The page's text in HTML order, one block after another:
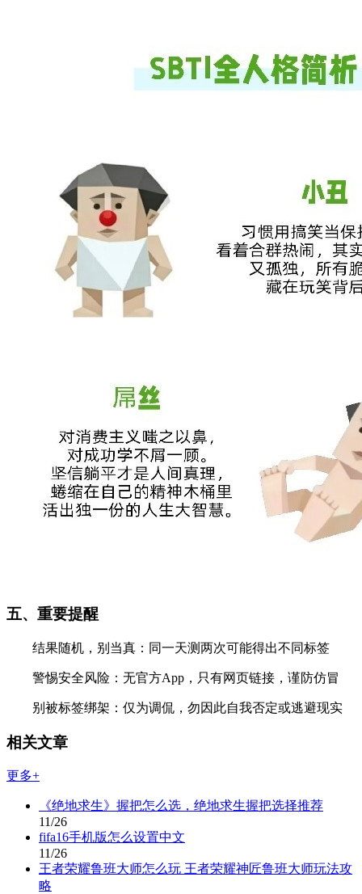
五、重要提醒
结果随机，别当真：同一天测两次可能得出不同标签
警惕安全风险：无官方App，只有网页链接，谨防仿冒
别被标签绑架：仅为调侃，勿因此自我否定或逃避现实
相关文章
更多+
《绝地求生》握把怎么选，绝地求生握把选择推荐
11/26
fifa16手机版怎么设置中文
11/26
王者荣耀鲁班大师怎么玩 王者荣耀神匠鲁班大师玩法攻
略